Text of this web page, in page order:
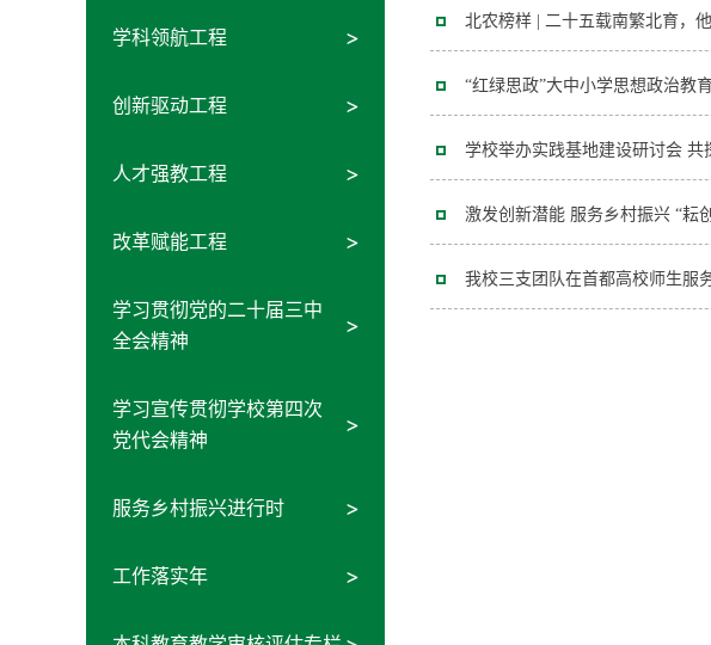
学科领航工程
创新驱动工程
人才强教工程
改革赋能工程
学习贯彻党的二十届三中
全会精神
学习宣传贯彻学校第四次
党代会精神
服务乡村振兴进行时
工作落实年
北农榜样 | 二十五载南繁北育，
“红绿思政”大中小学思想政治教
学校举办实践基地建设研讨会
激发创新潜能 服务乡村振兴 “耘
我校三支团队在首都高校师生服